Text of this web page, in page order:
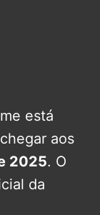
está
aos
2025. O
da